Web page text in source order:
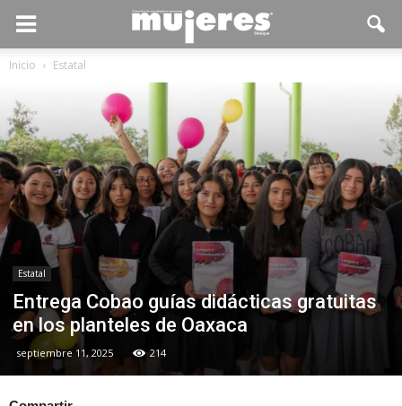
Inicio Estatal
Estatal
Entrega Cobao guías didácticas gratuitas
en los planteles de Oaxaca
septiembre 11, 2025 214